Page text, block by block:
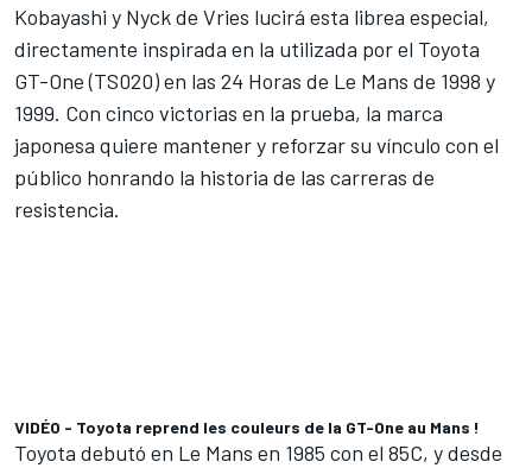
Kobayashi y Nyck de Vries lucirá esta librea especial,
directamente inspirada en la utilizada por el Toyota
GT-One (TS020) en las 24 Horas de Le Mans de 1998 y
1999. Con cinco victorias en la prueba, la marca
japonesa quiere mantener y reforzar su vínculo con el
público honrando la historia de las carreras de
resistencia.
VIDÉO - Toyota reprend les couleurs de la GT-One au Mans !
Toyota debutó en Le Mans en 1985 con el 85C, y desde